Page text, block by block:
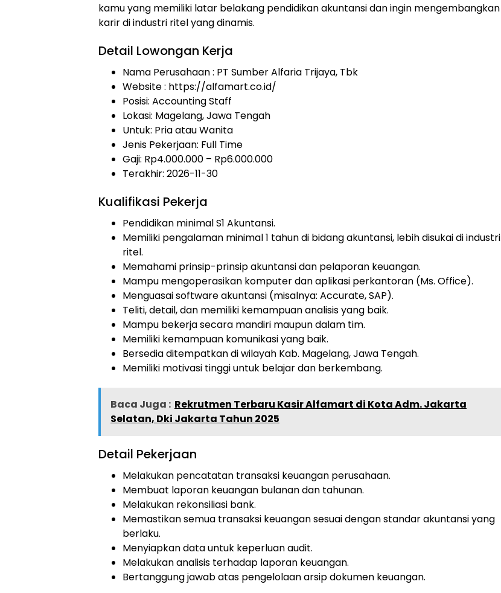
kamu yang memiliki latar belakang pendidikan akuntansi dan ingin mengembangkan
karir di industri ritel yang dinamis.
Detail Lowongan Kerja
Nama Perusahaan : PT Sumber Alfaria Trijaya, Tbk
Website : https://alfamart.co.id/
Posisi: Accounting Staff
Lokasi: Magelang, Jawa Tengah
Untuk: Pria atau Wanita
Jenis Pekerjaan: Full Time
Gaji: Rp4.000.000 – Rp6.000.000
Terakhir: 2026-11-30
Kualifikasi Pekerja
Pendidikan minimal S1 Akuntansi.
Memiliki pengalaman minimal 1 tahun di bidang akuntansi, lebih disukai di industri
ritel.
Memahami prinsip-prinsip akuntansi dan pelaporan keuangan.
Mampu mengoperasikan komputer dan aplikasi perkantoran (Ms. Office).
Menguasai software akuntansi (misalnya: Accurate, SAP).
Teliti, detail, dan memiliki kemampuan analisis yang baik.
Mampu bekerja secara mandiri maupun dalam tim.
Memiliki kemampuan komunikasi yang baik.
Bersedia ditempatkan di wilayah Kab. Magelang, Jawa Tengah.
Memiliki motivasi tinggi untuk belajar dan berkembang.
Baca Juga : Rekrutmen Terbaru Kasir Alfamart di Kota Adm. Jakarta
Selatan, Dki Jakarta Tahun 2025
Detail Pekerjaan
Melakukan pencatatan transaksi keuangan perusahaan.
Membuat laporan keuangan bulanan dan tahunan.
Melakukan rekonsiliasi bank.
Memastikan semua transaksi keuangan sesuai dengan standar akuntansi yang
berlaku.
Menyiapkan data untuk keperluan audit.
Melakukan analisis terhadap laporan keuangan.
Bertanggung jawab atas pengelolaan arsip dokumen keuangan.